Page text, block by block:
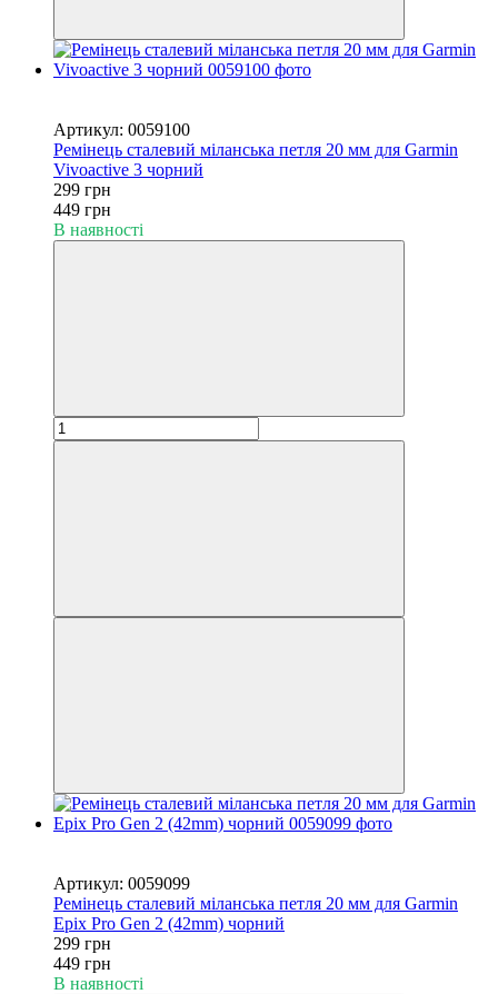
Артикул: 0059100
Ремінець сталевий міланська петля 20 мм для Garmin
Vivoactive 3 чорний
299 грн
449 грн
В наявності
Артикул: 0059099
Ремінець сталевий міланська петля 20 мм для Garmin
Epix Pro Gen 2 (42mm) чорний
299 грн
449 грн
В наявності